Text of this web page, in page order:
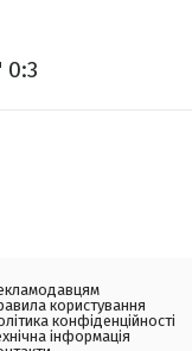
0:3
користування
конфіденційності
інформація